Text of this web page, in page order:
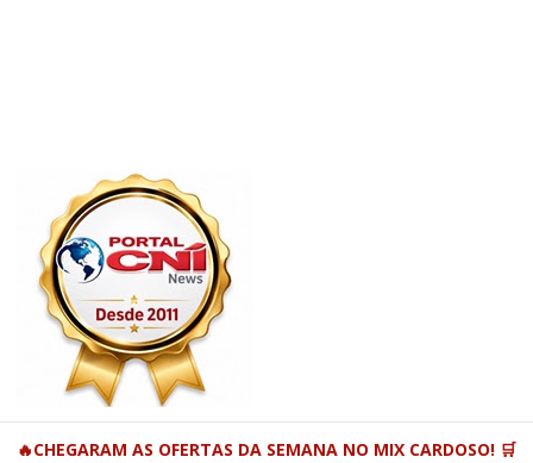
🔥CHEGARAM AS OFERTAS DA SEMANA NO MIX CARDOSO! 🛒